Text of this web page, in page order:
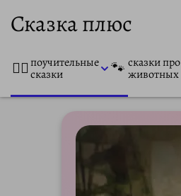
Сказка плюс
👨‍⚕️поучительные
сказки 🐾 сказки про
животных